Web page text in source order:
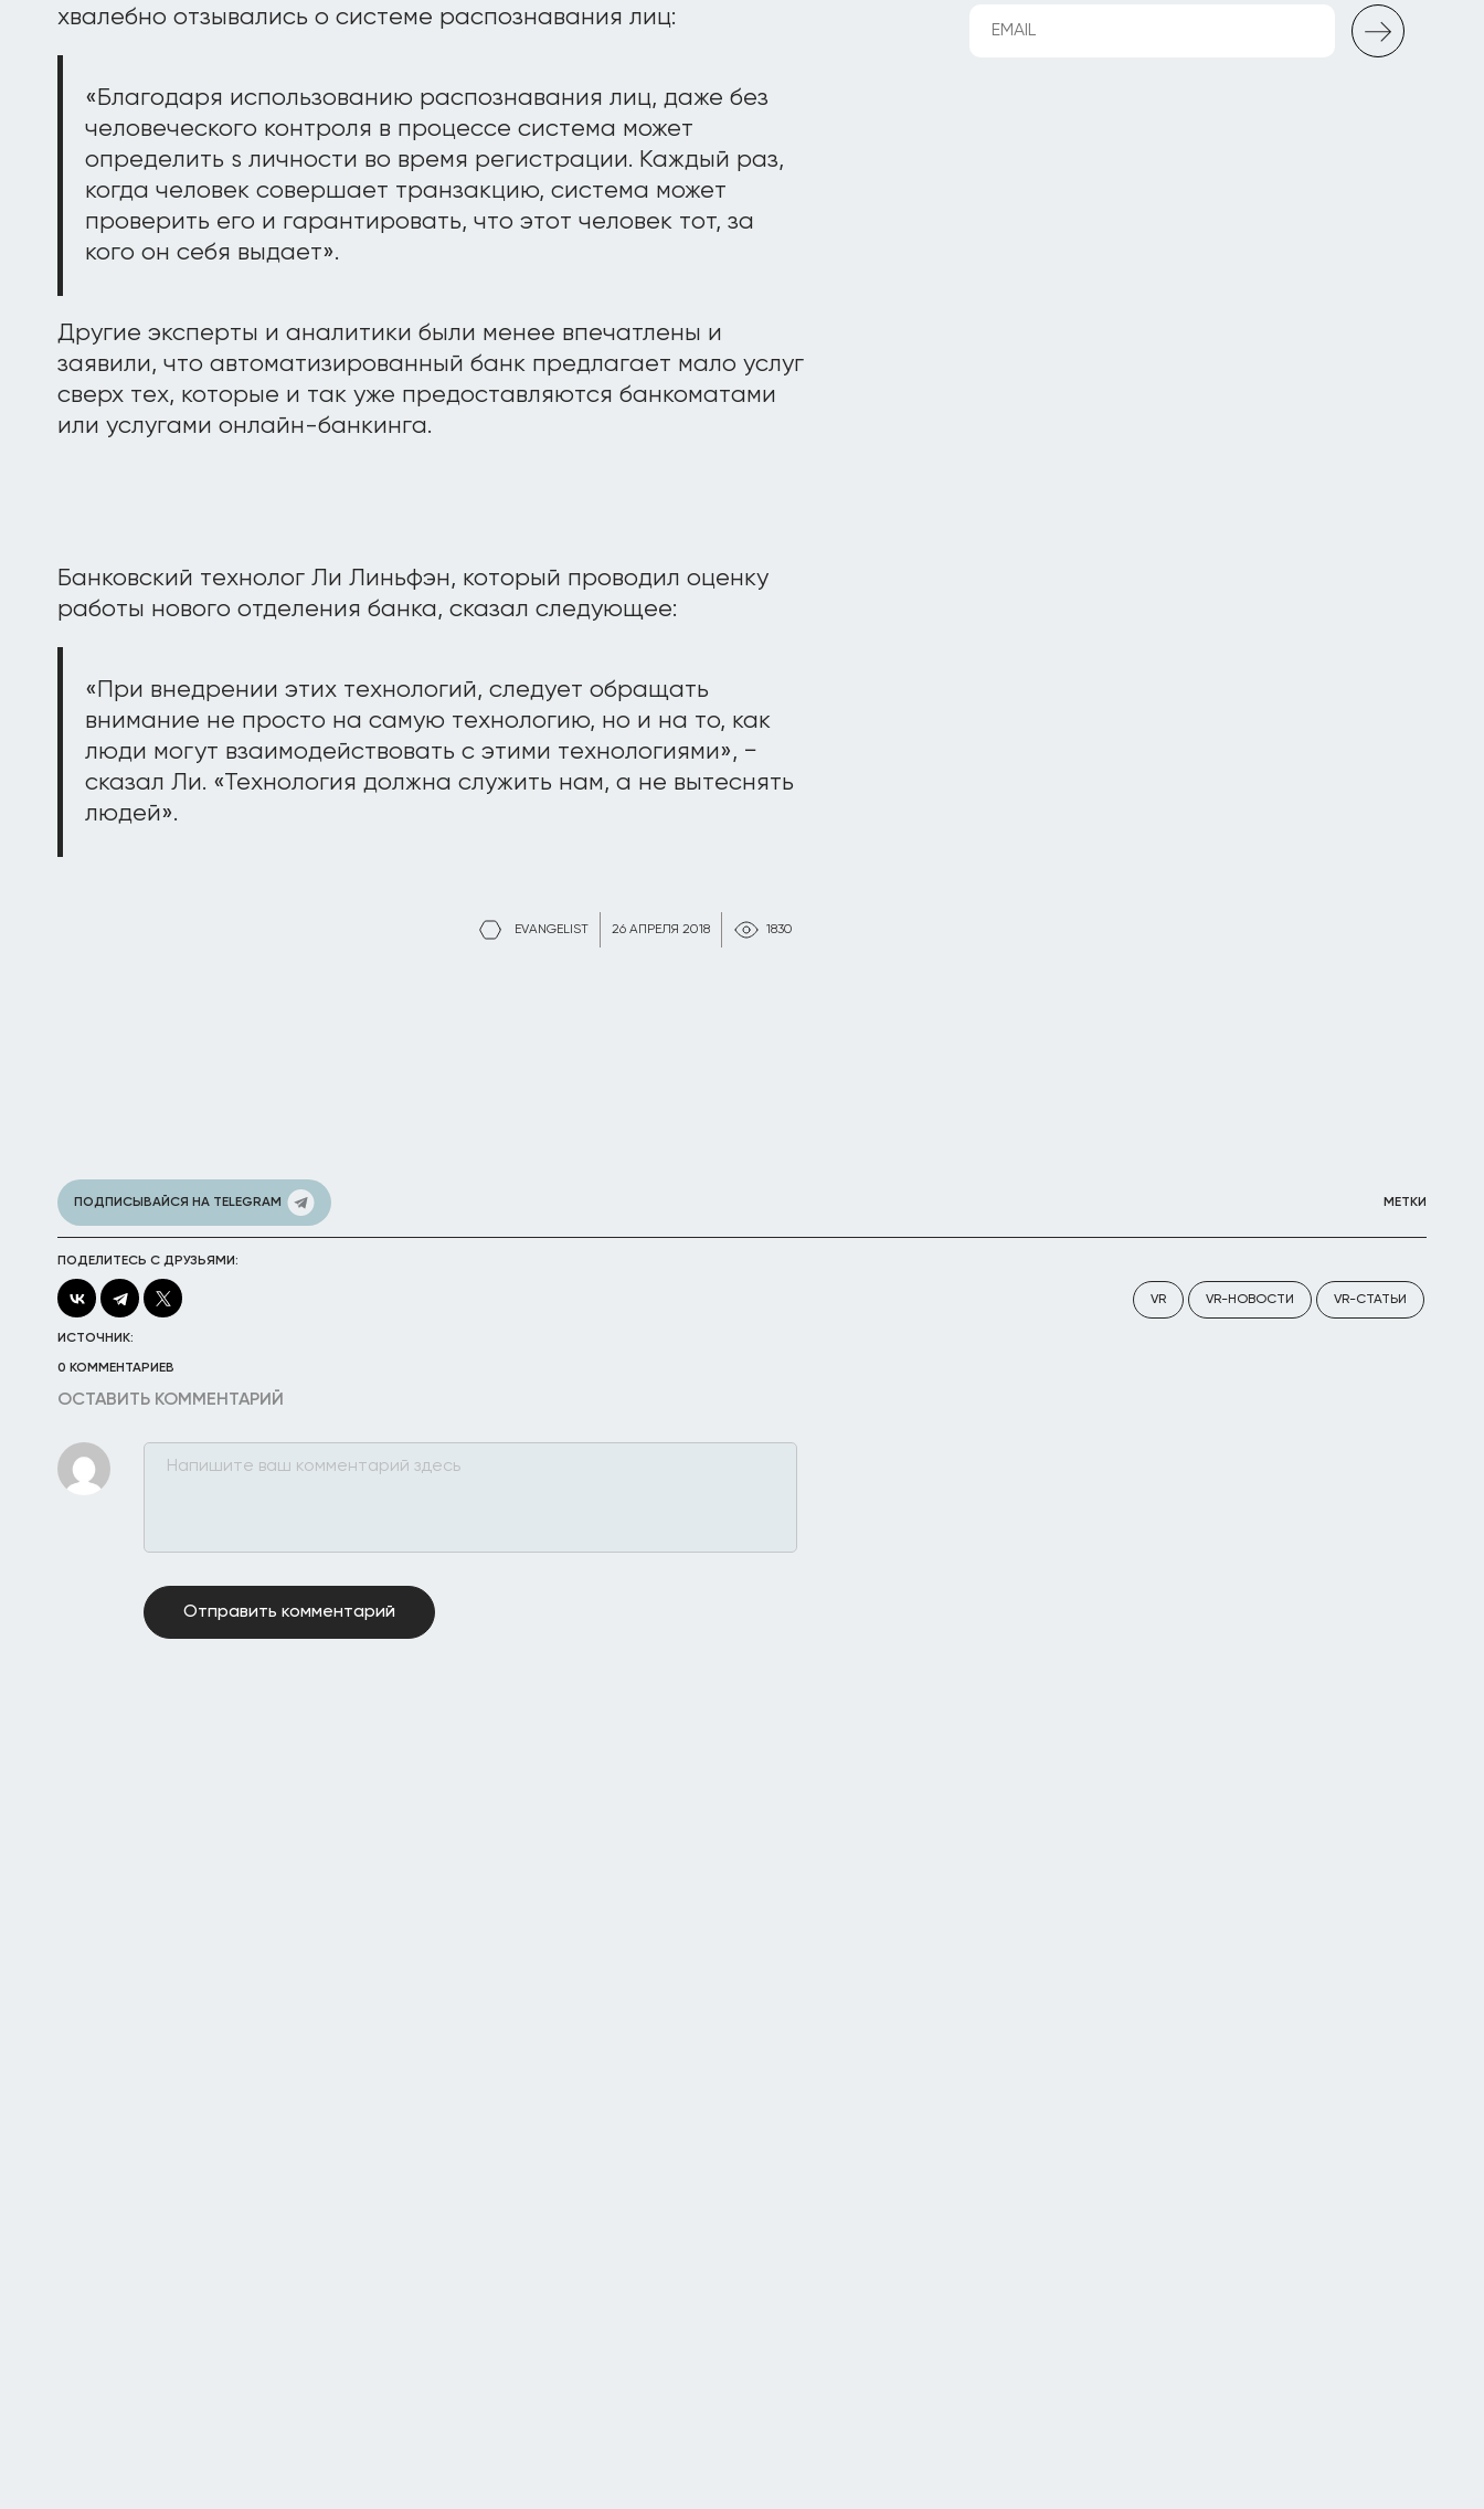
EVANGELIST 26 АПРЕЛЯ 2018 1830
хвалебно отзывались о системе распознавания лиц:
«Благодаря использованию распознавания лиц, даже без
человеческого контроля в процессе система может
определить s личности во время регистрации. Каждый раз,
когда человек совершает транзакцию, система может
проверить его и гарантировать, что этот человек тот, за
кого он себя выдает».
Другие эксперты и аналитики были менее впечатлены и
заявили, что автоматизированный банк предлагает мало услуг
сверх тех, которые и так уже предоставляются банкоматами
или услугами онлайн-банкинга.
Банковский технолог Ли Линьфэн, который проводил оценку
работы нового отделения банка, сказал следующее:
«При внедрении этих технологий, следует обращать
внимание не просто на самую технологию, но и на то, как
люди могут взаимодействовать с этими технологиями», −
сказал Ли. «Технология должна служить нам, а не вытеснять
людей».
ПОДПИСЫВАЙСЯ НА TELEGRAM МЕТКИ
ПОДЕЛИТЕСЬ С ДРУЗЬЯМИ:
VR VR-НОВОСТИ VR-СТАТЬИ
ИСТОЧНИК:
0 КОММЕНТАРИЕВ
ОСТАВИТЬ КОММЕНТАРИЙ